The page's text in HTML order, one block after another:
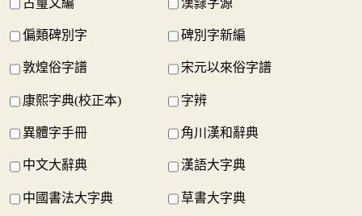
偏類碑別字 碑別字新編
敦煌俗字譜 宋元以來俗字譜
康熙字典(校正本) 字辨
異體字手冊 角川漢和辭典
中文大辭典 漢語大字典
中國書法大字典 草書大字典